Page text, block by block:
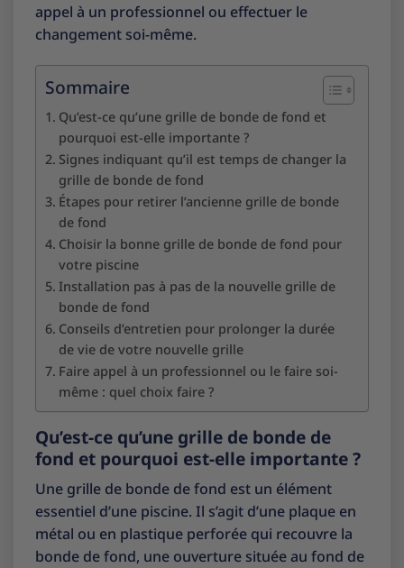
appel à un professionnel ou effectuer le
changement soi-même.
Sommaire
Qu’est-ce qu’une grille de bonde de fond et
pourquoi est-elle importante ?
Signes indiquant qu’il est temps de changer la
grille de bonde de fond
Étapes pour retirer l’ancienne grille de bonde
de fond
Choisir la bonne grille de bonde de fond pour
votre piscine
Installation pas à pas de la nouvelle grille de
bonde de fond
Conseils d’entretien pour prolonger la durée
de vie de votre nouvelle grille
Faire appel à un professionnel ou le faire soi-
même : quel choix faire ?
Qu’est-ce qu’une grille de bonde de
fond et pourquoi est-elle importante ?
Une grille de bonde de fond est un élément
essentiel d’une piscine. Il s’agit d’une plaque en
métal ou en plastique perforée qui recouvre la
bonde de fond, une ouverture située au fond de